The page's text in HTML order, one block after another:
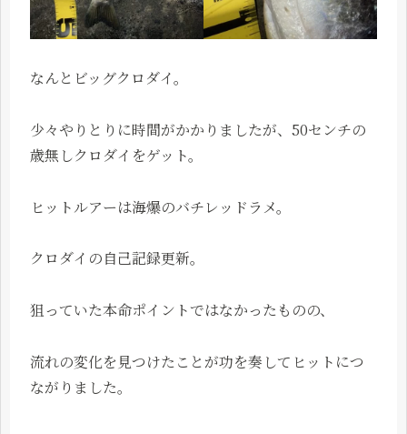
なんとビッグクロダイ。
少々やりとりに時間がかかりましたが、50センチの
歳無しクロダイをゲット。
ヒットルアーは海爆のバチレッドラメ。
クロダイの自己記録更新。
狙っていた本命ポイントではなかったものの、
流れの変化を見つけたことが功を奏してヒットにつ
ながりました。